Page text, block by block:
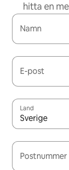
hitta en
Namn
E-post
Land
Sverige
Postnummer